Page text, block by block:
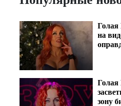
Голая
на
Голая
зону